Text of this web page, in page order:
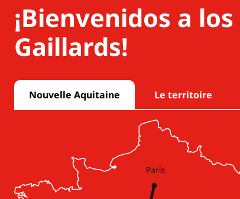
¡Bienvenidos a los
Gaillards!
Nouvelle Aquitaine Le territoire